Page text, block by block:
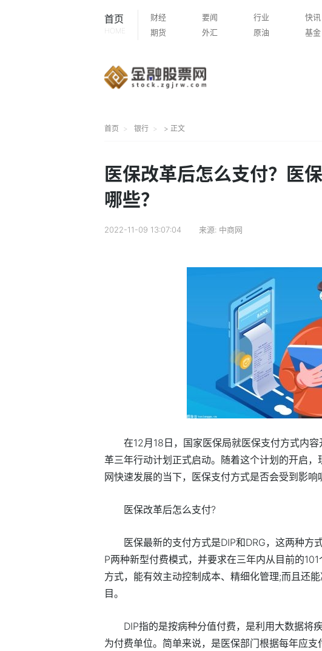
首页
HOME
财经 要闻 行业 快讯
期货
外汇 原油 基金
首页 银行 > 正文
医保改革后怎么支付？医
哪些？
2022-11-09 13:07:04 来源: 中商网
在12月18日，国家医保局就医保支付方式内
革三年行动计划正式启动。随着这个计划的开启
网快速发展的当下，医保支付方式是否会受到影响
医保改革后怎么支付?
医保最新的支付方式是DIP和DRG，这两种方
P两种新型付费模式，并要求在三年内从目前的
方式，能有效主动控制成本、精细化管理;而且还
目。
DIP指的是按病种分值付费，是利用大数据将
为付费单位。简单来说，是医保部门根据每年应